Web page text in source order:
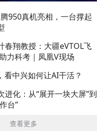
950真机亮相，一台撑起
春翔教授：大疆eVTOL飞
力科考｜凤凰V现场
看中兴如何让AI干活？
进化：从“展开一块大屏”到
台”
查看更多